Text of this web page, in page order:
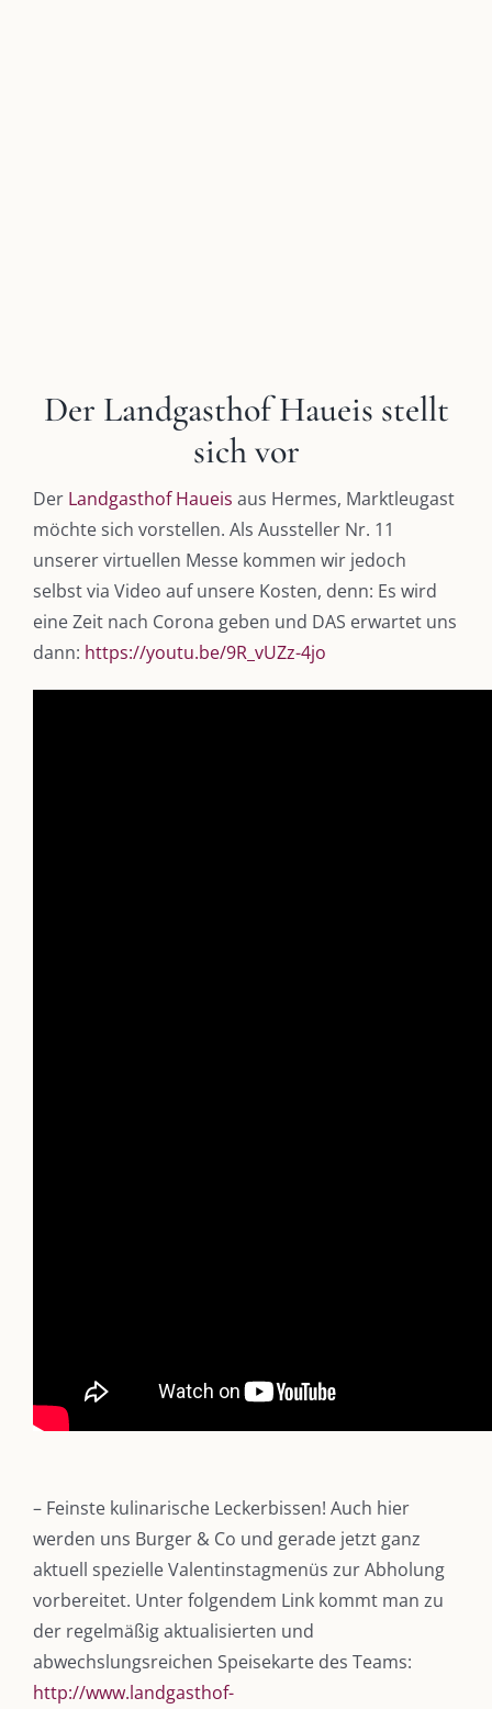
Der Landgasthof Haueis stellt
sich vor
Der Landgasthof Haueis aus Hermes, Marktleugast
möchte sich vorstellen. Als Aussteller Nr. 11
unserer virtuellen Messe kommen wir jedoch
selbst via Video auf unsere Kosten, denn: Es wird
eine Zeit nach Corona geben und DAS erwartet uns
dann: https://youtu.be/9R_vUZz-4jo
– Feinste kulinarische Leckerbissen! Auch hier
werden uns Burger & Co und gerade jetzt ganz
aktuell spezielle Valentinstagmenüs zur Abholung
vorbereitet. Unter folgendem Link kommt man zu
der regelmäßig aktualisierten und
abwechslungsreichen Speisekarte des Teams:
http://www.landgasthof-